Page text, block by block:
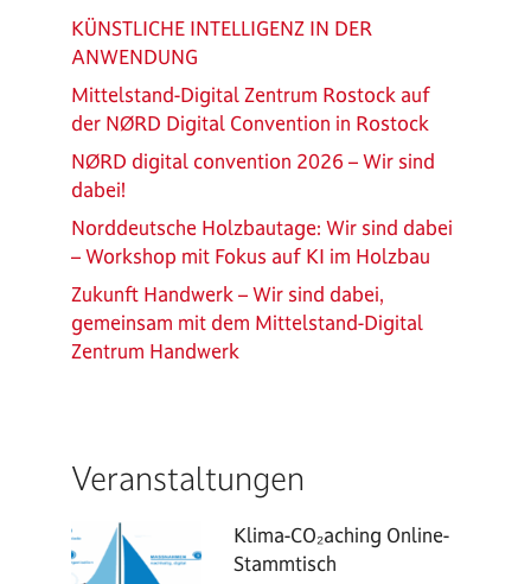
KÜNSTLICHE INTELLIGENZ IN DER
ANWENDUNG
Mittelstand-Digital Zentrum Rostock auf
der NØRD Digital Convention in Rostock
NØRD digital convention 2026 – Wir sind
dabei!
Norddeutsche Holzbautage: Wir sind dabei
– Workshop mit Fokus auf KI im Holzbau
Zukunft Handwerk – Wir sind dabei,
gemeinsam mit dem Mittelstand-Digital
Zentrum Handwerk
Veranstaltungen
Klima-CO₂aching Online-
Stammtisch